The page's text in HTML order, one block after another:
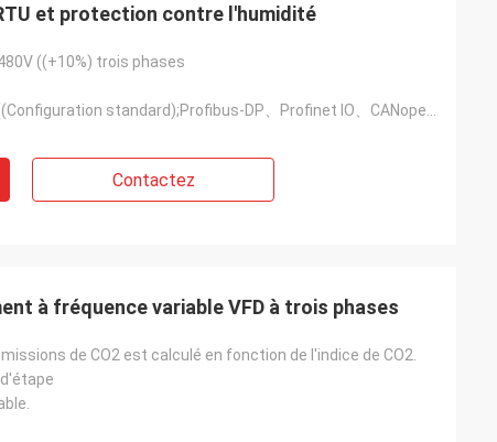
et protection contre l'humidité
((+10%) trois phases
Contactez
à fréquence variable VFD à trois phases
de CO2 est calculé en fonction de l'indice de CO2.